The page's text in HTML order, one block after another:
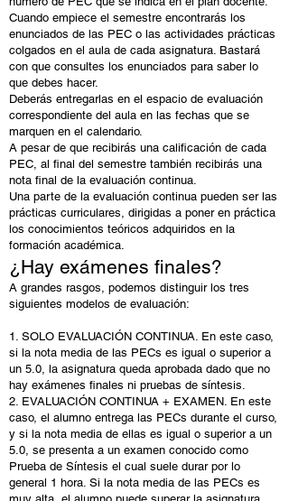
Cuando empiece el semestre encontrarás los
enunciados de las PEC o las actividades prácticas
colgados en el aula de cada asignatura. Bastará
con que consultes los enunciados para saber lo
que debes hacer.
Deberás entregarlas en el espacio de evaluación
correspondiente del aula en las fechas que se
marquen en el calendario.
A pesar de que recibirás una calificación de cada
PEC, al final del semestre también recibirás una
nota final de la evaluación continua.
Una parte de la evaluación continua pueden ser las
prácticas curriculares, dirigidas a poner en práctica
los conocimientos teóricos adquiridos en la
formación académica.
¿Hay exámenes finales?
A grandes rasgos, podemos distinguir los tres
siguientes modelos de evaluación:
1. SOLO EVALUACIÓN CONTINUA. En este caso,
si la nota media de las PECs es igual o superior a
un 5.0, la asignatura queda aprobada dado que no
hay exámenes finales ni pruebas de síntesis.
2. EVALUACIÓN CONTINUA + EXAMEN. En este
caso, el alumno entrega las PECs durante el curso,
y si la nota media de ellas es igual o superior a un
5.0, se presenta a un examen conocido como
Prueba de Síntesis el cual suele durar por lo
general 1 hora. Si la nota media de las PECs es